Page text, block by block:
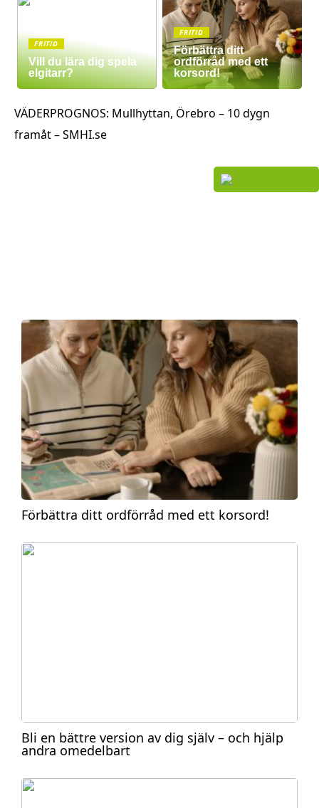
FRITID
Vill du lära dig spela
elgitarr?
FRITID
Förbättra ditt
ordförråd med ett
korsord!
VÄDERPROGNOS: Mullhyttan, Örebro – 10 dygn
framåt – SMHI.se
Förbättra ditt ordförråd med ett korsord!
Bli en bättre version av dig själv – och hjälp
andra omedelbart